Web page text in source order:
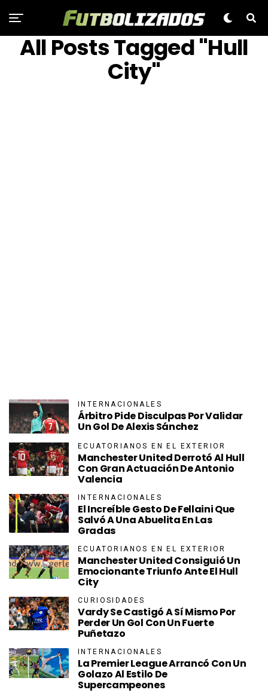
All Posts Tagged "Hull
City"
INTERNACIONALES
Árbitro Pide Disculpas Por Validar
Un Gol De Alexis Sánchez
ECUATORIANOS EN EL EXTERIOR
Manchester United Derrotó Al Hull
Con Gran Actuación De Antonio
Valencia
INTERNACIONALES
El Increíble Gesto De Fellaini Que
Salvó A Una Abuelita En Las
Gradas
ECUATORIANOS EN EL EXTERIOR
Manchester United Consiguió Un
Emocionante Triunfo Ante El Hull
City
CURIOSIDADES
Vardy Se Castigó A Sí Mismo Por
Perder Un Gol Con Un Fuerte
Puñetazo
INTERNACIONALES
La Premier League Arrancó Con Un
Golazo Al Estilo De
Supercampeones